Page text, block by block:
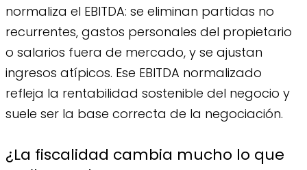
normaliza el EBITDA: se eliminan partidas no
recurrentes, gastos personales del propietario
o salarios fuera de mercado, y se ajustan
ingresos atípicos. Ese EBITDA normalizado
refleja la rentabilidad sostenible del negocio y
suele ser la base correcta de la negociación.
¿La fiscalidad cambia mucho lo que